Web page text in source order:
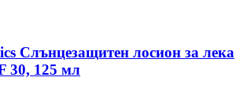
Слънцезащитен лосион за лека
30, 125 мл